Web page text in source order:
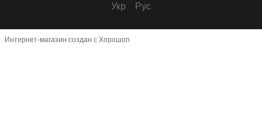
Укр Рус
Интернет-магазин создан с Хорошоп